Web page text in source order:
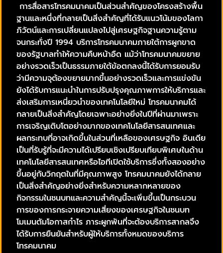
การสื่อสารโทรคมนาคมเป็นส่วนสำคัญของโครงสร้างพื้น
ฐานและหนึ่งที่กลายเป็นสิ่งสำคัญที่ได้รับแนวโน้มของโลกา
ภิวัตน์และการเปลี่ยนแปลงไปสู่เศรษฐกิจฐานความรู้ตาม
จนกระทั่งปี 1994 บริการโทรคมนาคมภายใต้การผูกขาด
ของรัฐบาลทำให้ความคืบหน้าอืด แม้ว่าโทรคมนาคมขยาย
อย่างรวดเร็วเป็นธรรมภายใต้ข้อตกลงนี้ได้รับการยอมรับ
ว่ามีความจุต้องขยายมากขึ้นอย่างรวดเร็วและการแข่งขัน
ยังได้รับการแนะนำในการปรับปรุงคุณภาพการให้บริการและ
ส่งเสริมการเหนี่ยวนำของเทคโนโลยีใหม่ โทรคมนาคมได้
กลายเป็นสิ่งสำคัญโดยเฉพาะอย่างยิ่งในปีที่ผ่านมาเพราะ
การเจริญเติบโตอย่างมากของเทคโนโลยีสารสนเทศและ
ผลกระทบที่อาจเกิดขึ้นในส่วนที่เหลือของเศรษฐกิจ อินเดีย
เป็นที่รับรู้ที่จะมีความได้เปรียบเชิงเปรียบเทียบพิเศษในด้าน
เทคโนโลยีสารสนเทศหรือไอทีเปิดใช้บริการซึ่งทั้งสองอย่าง
ขึ้นอยู่กับวิกฤตในที่มีคุณภาพสูง โทรคมนาคมยังได้กลาย
เป็นสิ่งสำคัญอย่างยิ่งสำหรับความหลากหลายของ
กิจกรรมในชนบทและความสำคัญนี้จะเพิ่มขึ้นเป็นกระบวน
การของการกระจายความเสี่ยงของเศรษฐกิจในชนบท
โมเมนตัมโอกาสกำไร ภาระผูกพันที่จะต้องบริการสากลจึง
ได้รับการยืนยันสำหรับผู้ให้บริการทั้งหมดของบริการ
โทรคมนาคม